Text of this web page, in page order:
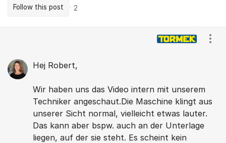
Follow this post 2
Hej Robert,
Wir haben uns das Video intern mit unserem
Techniker angeschaut.Die Maschine klingt aus
unserer Sicht normal, vielleicht etwas lauter.
Das kann aber bspw. auch an der Unterlage
liegen, auf der sie steht. Es scheint kein